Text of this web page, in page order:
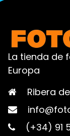
La tienda de
Europa
Ribera
(+34) 91